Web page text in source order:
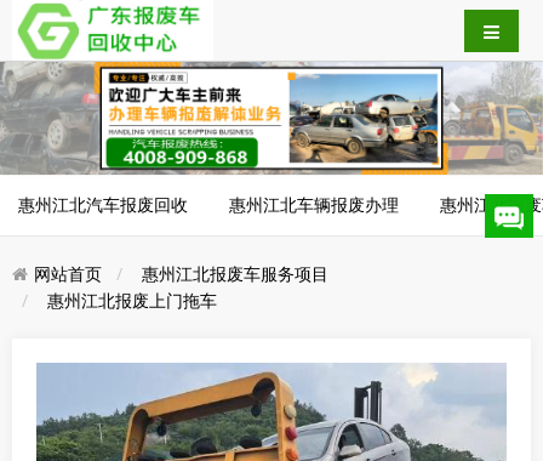
惠州江北汽车报废回收 惠州江北车辆报废办理 惠州江北报
网站首页
惠州江北报废车服务项目
惠州江北报废上门拖车